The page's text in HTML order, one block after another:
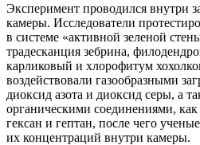
Эксперимент проводился внутри
камеры. Исследователи
в системе «активной зеленой
традесканция зебрина,
карликовый и хлорофитум
воздействовали газообразными
диоксид азота и диоксид серы, а
органическими соединениями,
гексан и гептан, после чего
их концентраций внутри камеры.